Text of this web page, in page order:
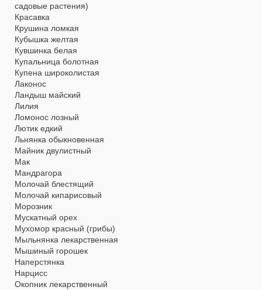
садовые растения)
Красавка
Крушина ломкая
Кубышка желтая
Кувшинка белая
Купальница болотная
Купена широколистая
Лаконос
Ландыш майский
Лилия
Ломонос лозный
Лютик едкий
Льнянка обыкновенная
Майник двулистный
Мак
Мандрагора
Молочай блестящий
Молочай кипарисовый
Морозник
Мускатный орех
Мухомор красный (грибы)
Мыльнянка лекарственная
Мышиный горошек
Наперстянка
Нарцисс
Окопник лекарственный